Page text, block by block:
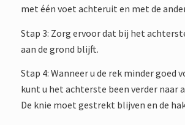
met één voet achteruit en met de
Stap 3: Zorg ervoor dat bij het
aan de grond blijft.
Stap 4: Wanneer u de rek minder goed
kunt u het achterste been verder naar
De knie moet gestrekt blijven en de